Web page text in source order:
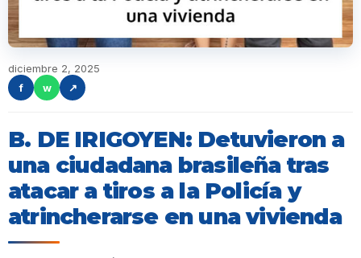
diciembre 2, 2025
f
w ↗
B. DE IRIGOYEN: Detuvieron a
una ciudadana brasileña tras
atacar a tiros a la Policía y
atrincherarse en una vivienda